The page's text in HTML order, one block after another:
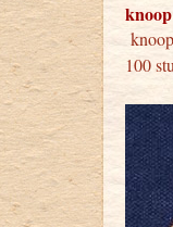
100